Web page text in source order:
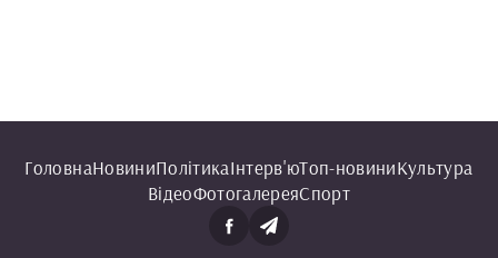
ГоловнаНовиниПолітикаІнтерв'юТоп-новиниКультура
ВідеоФотогалереяСпорт